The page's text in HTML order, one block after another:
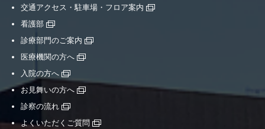
交通アクセス・駐車場・フロア案内
看護部
診療部門のご案内
医療機関の方へ
入院の方へ
お見舞いの方へ
診察の流れ
よくいただくご質問